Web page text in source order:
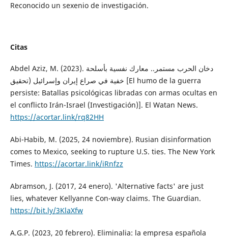
Reconocido un sexenio de investigación.
Citas
Abdel Aziz, M. (2023). دخان الحرب مستمر.. معارك نفسية بأسلحة
خفية في صراع إيران وإسرائيل (تحقيق [El humo de la guerra
persiste: Batallas psicológicas libradas con armas ocultas en
el conflicto Irán-Israel (Investigación)]. El Watan News.
https://acortar.link/rq82HH
Abi-Habib, M. (2025, 24 noviembre). Rusian disinformation
comes to Mexico, seeking to rupture U.S. ties. The New York
Times. https://acortar.link/iRnfzz
Abramson, J. (2017, 24 enero). 'Alternative facts' are just
lies, whatever Kellyanne Con-way claims. The Guardian.
https://bit.ly/3KlaXfw
A.G.P. (2023, 20 febrero). Eliminalia: la empresa española